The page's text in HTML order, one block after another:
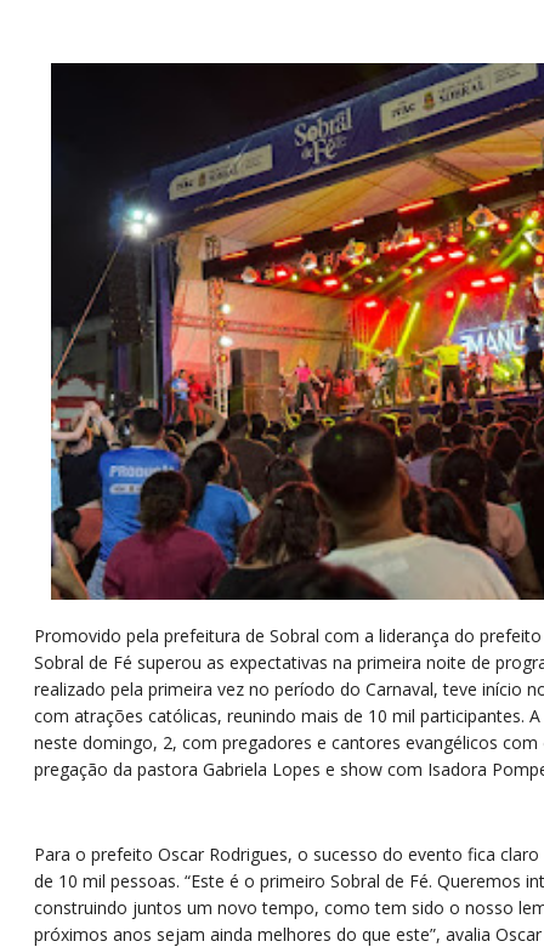
Promovido pela prefeitura de Sobral com a liderança do
Sobral de Fé superou as expectativas na primeira noite de
realizado pela primeira vez no período do Carnaval, teve início
com atrações católicas, reunindo mais de 10 mil participantes.
neste domingo, 2, com pregadores e cantores evangélicos com
pregação da pastora Gabriela Lopes e show com Isadora
Para o prefeito Oscar Rodrigues, o sucesso do evento fica
de 10 mil pessoas. “Este é o primeiro Sobral de Fé. Queremos
construindo juntos um novo tempo, como tem sido o nosso
próximos anos sejam ainda melhores do que este”, avalia